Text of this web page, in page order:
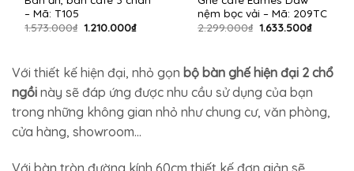
– Mã: T105
1.573.000₫ Giá
1.210.000₫Giá
1.210.000₫.
nệm bọc vải – Mã: 209TC
2.299.000₫ Giá
1.633.500₫Giá
Với thiết kế hiện đại, nhỏ gọn bộ bàn ghế hiện đại 2 chổ
ngồi này sẽ đáp ứng được nhu cầu sử dụng của bạn
trong những không gian nhỏ như chung cư, văn phòng,
cửa hàng, showroom…
Với bàn tròn đường kính 60cm thiết kế đơn giản sẽ